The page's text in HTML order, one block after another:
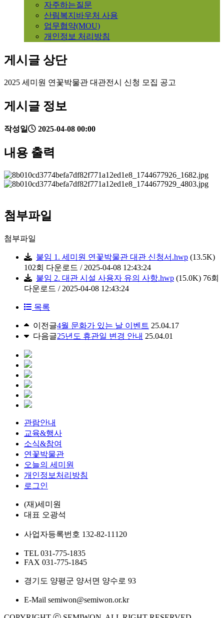
자주하는질문
산림복지바우처 사용
업무협약(MOU)
개인정보 처리방침
게시글 상단
2025 세미원 연꽃박물관 대관전시 신청 모집 공고
게시글 정보
작성일 2025-04-08 00:00
내용 출력
첨부파일
첨부파일
붙임 1. 세미원 연꽃박물관 대관 신청서.hwp (13.5K)
102회 다운로드 / 2025-04-08 12:43:24
붙임 2. 대관 시설 사용자 유의 사항.hwp (15.0K) 76회
다운로드 / 2025-04-08 12:43:24
목록
이전글4월 문화가 있는 날 이벤트 25.04.17
다음글25년도 휴관일 변경 안내 25.04.01
관람안내
교육&행사
소식&참여
연꽃박물관
오늘의 세미원
개인정보처리방침
로그인
(재)세미원
대표 오광석
사업자등록번호 132-82-11120
TEL 031-775-1835
FAX 031-775-1845
경기도 양평군 양서면 양수로 93
E-Mail semiwon@semiwon.or.kr